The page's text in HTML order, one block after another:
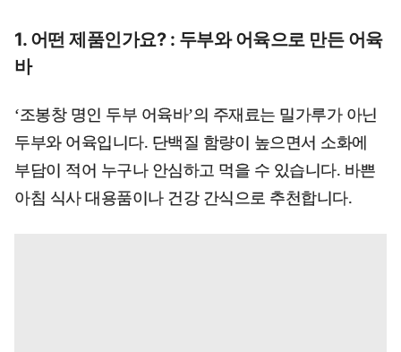
1. 어떤 제품인가요? : 두부와 어육으로 만든 어육
바
‘조봉창 명인 두부 어육바’의 주재료는 밀가루가 아닌
두부와 어육입니다. 단백질 함량이 높으면서 소화에
부담이 적어 누구나 안심하고 먹을 수 있습니다. 바쁜
아침 식사 대용품이나 건강 간식으로 추천합니다.